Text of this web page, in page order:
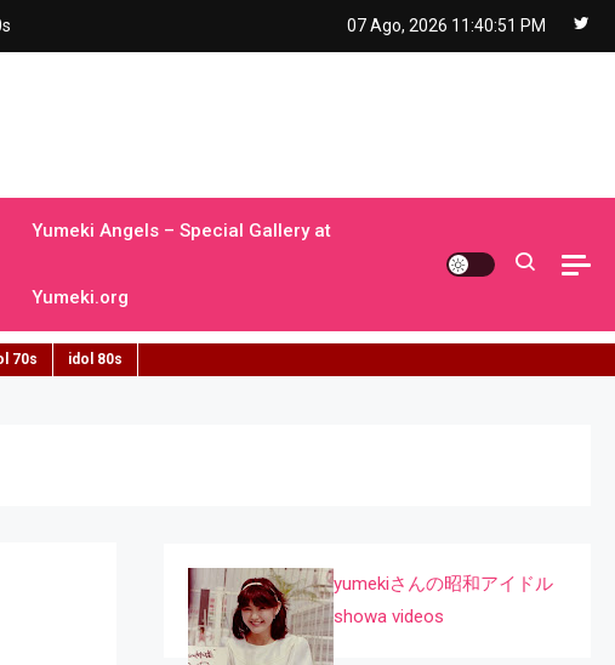
07 Ago, 2026 11:40:52 PM
Yumeki Angels – Special Gallery at
Yumeki.org
70s idol 80s
yumekiさんの昭和アイドル
showa videos